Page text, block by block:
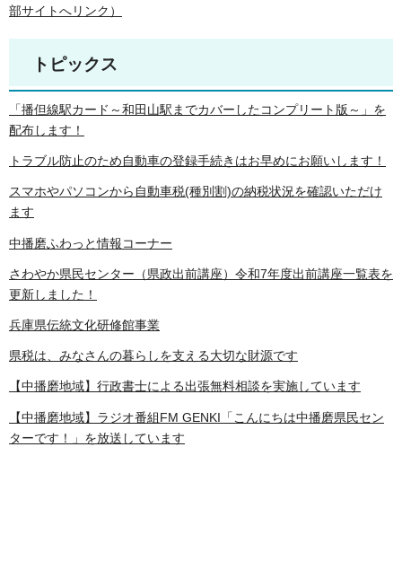
部サイトへリンク）
トピックス
「播但線駅カード～和田山駅までカバーしたコンプリート版～」を
配布します！
トラブル防止のため自動車の登録手続きはお早めにお願いします！
スマホやパソコンから自動車税(種別割)の納税状況を確認いただけ
ます
中播磨ふわっと情報コーナー
さわやか県民センター（県政出前講座）令和7年度出前講座一覧表を
更新しました！
兵庫県伝統文化研修館事業
県税は、みなさんの暮らしを支える大切な財源です
【中播磨地域】行政書士による出張無料相談を実施しています
【中播磨地域】ラジオ番組FM GENKI「こんにちは中播磨県民セン
ターです！」を放送しています